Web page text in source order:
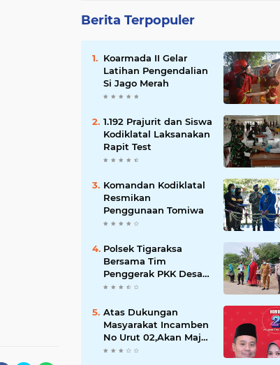
Berita Terpopuler
Koarmada II Gelar
Latihan Pengendalian
Si Jago Merah
1.192 Prajurit dan Siswa
Kodiklatal Laksanakan
Rapit Test
Komandan Kodiklatal
Resmikan
Penggunaan Tomiwa
Polsek Tigaraksa
Bersama Tim
Penggerak PKK Desa
Jambe Bagikan
Pengguna Jalan
Atas Dukungan
Masyarakat Incamben
No Urut 02,Akan Maju
Untuk Memajukan